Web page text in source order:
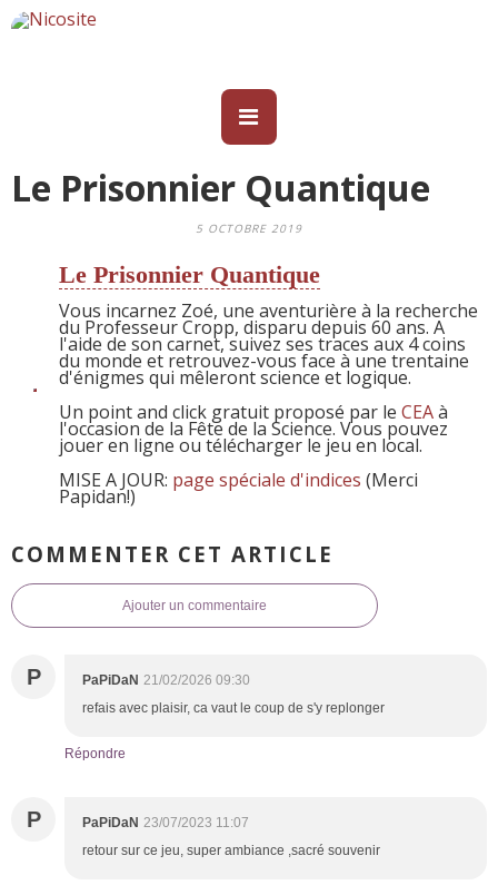
Le Prisonnier Quantique
5 OCTOBRE 2019
Le Prisonnier Quantique
Vous incarnez Zoé, une aventurière à la recherche
du Professeur Cropp, disparu depuis 60 ans. A
l'aide de son carnet, suivez ses traces aux 4 coins
du monde et retrouvez-vous face à une trentaine
d'énigmes qui mêleront science et logique.
Un point and click gratuit proposé par le CEAà
l'occasion de la Fête de la Science. Vous pouvez
jouer en ligne ou télécharger le jeu en local.
MISE A JOUR: page spéciale d'indices (Merci
Papidan!)
COMMENTER CET ARTICLE
Ajouter un commentaire
P PaPiDaN 21/02/2026 09:30
refais avec plaisir, ca vaut le coup de s'y replonger
Répondre
P PaPiDaN 23/07/2023 11:07
retour sur ce jeu, super ambiance ,sacré souvenir